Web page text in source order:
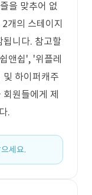
을 맞추어 없
개의 스테이지
됩니다. 참고할
앤쉽', '위플레
및 하이퍼캐주
원들에게 제
.
세요.